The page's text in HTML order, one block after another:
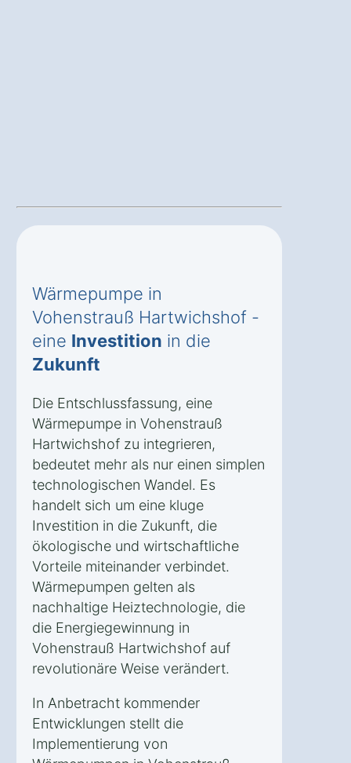
Wärmepumpe in
Vohenstrauß Hartwichshof -
eine Investition in die
Zukunft
Die Entschlussfassung, eine
Wärmepumpe in Vohenstrauß
Hartwichshof zu integrieren,
bedeutet mehr als nur einen simplen
technologischen Wandel. Es
handelt sich um eine kluge
Investition in die Zukunft, die
ökologische und wirtschaftliche
Vorteile miteinander verbindet.
Wärmepumpen gelten als
nachhaltige Heiztechnologie, die
die Energiegewinnung in
Vohenstrauß Hartwichshof auf
revolutionäre Weise verändert.
In Anbetracht kommender
Entwicklungen stellt die
Implementierung von